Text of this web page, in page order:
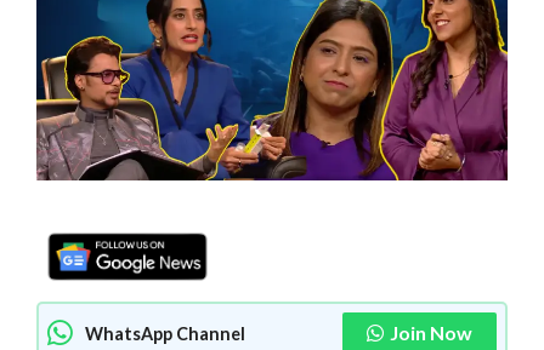
WhatsApp Channel Join Now